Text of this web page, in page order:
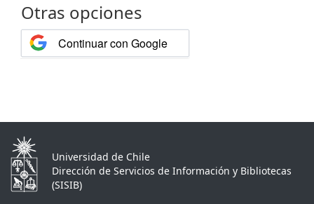
Otras opciones
Continuar con Google
Universidad de Chile
Dirección de Servicios de Información y Bibliotecas
(SISIB)